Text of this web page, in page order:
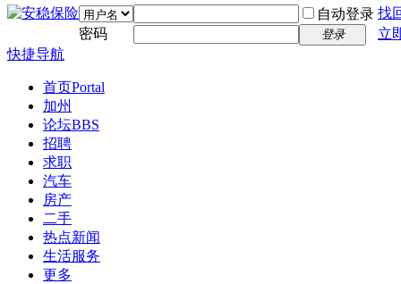
自动登录 找
密码
登录
立
快捷导航
首页Portal
加州
论坛BBS
招聘
求职
汽车
房产
二手
热点新闻
生活服务
更多